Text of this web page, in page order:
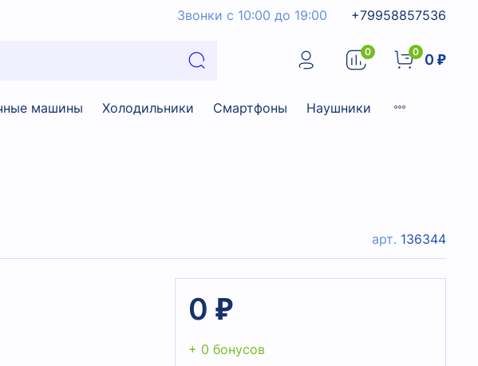
Звонки с 10:00 до 19:00 +79958857536
0 0 0 ₽
машины Холодильники Смартфоны Наушники
арт. 136344
0 ₽
+ 0 бонусов